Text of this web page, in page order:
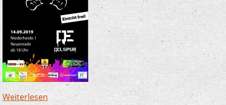
Weiterlesen über Junge Streicher begeistern bei "Rock im